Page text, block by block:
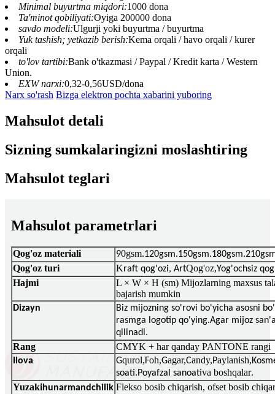
Minimal buyurtma miqdori:1000 dona
Ta'minot qobiliyati:Oyiga 200000 dona
savdo modeli:Ulgurji yoki buyurtma / buyurtma
Yuk tashish; yetkazib berish:Kema orqali / havo orqali / kurer
orqali
to'lov tartibi:Bank o'tkazmasi / Paypal / Kredit karta / Western
Union.
EXW narxi:0,32-0,56USD/dona
Narx so'rash Bizga elektron pochta xabarini yuboring
Mahsulot detali
Sizning sumkalaringizni moslashtiring
Mahsulot teglari
Mahsulot parametrlari
Qog'oz materiali 90gsm
Qog'oz turi Kraft qog'ozi, ArtQog'oz,Yog'ochsiz
Hajmi
L × W × H (sm) Mijozlarning maxsus
bajarish mumkin
Dizayn
Biz mijozning so'rovi bo'yicha asosni
rasmga logotip qo'ying.Agar mijoz
qilinadi.
Rang CMYK + har qanday PANTONE rangi
Ilova Gqurol,Foh,Gagar,Candy,Paylanish,
soati.Poyafzal sanoativa boshqalar.
Yuzakihunarmandchilik Flekso bosib chiqarish, ofset bosib